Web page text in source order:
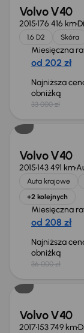
Volvo V40
2015176 416 km
1.6 D2 Skóra
Miesięczna
od 202 zł
Najniższa
obniżką
33 000 zł
Taniej o 1 000
Volvo V40
2015143 491 km
Auta krajowe
+2 kolejnych
Miesięczna
od 208 zł
Najniższa
obniżką
36 000 zł
Świeżo
Volvo V40
2017153 749 km